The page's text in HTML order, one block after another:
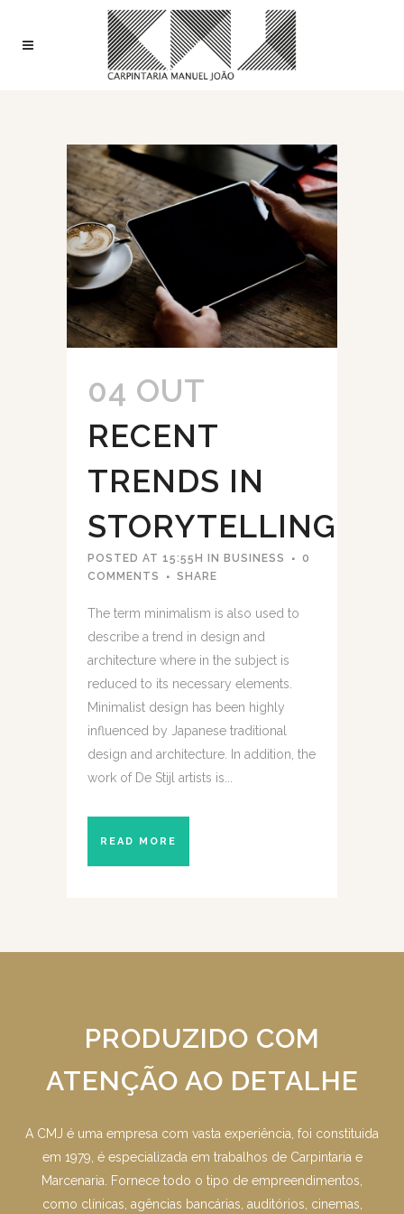
04 OUT
RECENT
TRENDS IN
STORYTELLING
POSTED AT 15:55H IN BUSINESS
0
COMMENTS
SHARE
The term minimalism is also used to
describe a trend in design and
architecture where in the subject is
reduced to its necessary elements.
Minimalist design has been highly
influenced by Japanese traditional
design and architecture. In addition, the
work of De Stijl artists is...
READ MORE
PRODUZIDO COM
ATENÇÃO AO DETALHE
A CMJ é uma empresa com vasta experiência, foi constituida
em 1979, é especializada em trabalhos de Carpintaria e
Marcenaria. Fornece todo o tipo de empreendimentos,
como clínicas, agências bancárias, auditórios, cinemas,